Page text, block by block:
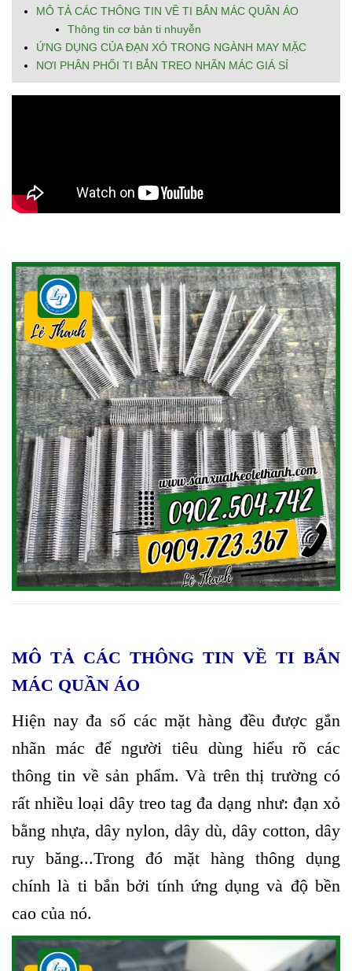
MÔ TẢ CÁC THÔNG TIN VỀ TI BẮN MÁC QUẦN ÁO
Thông tin cơ bản ti nhuyễn
ỨNG DỤNG CỦA ĐẠN XỎ TRONG NGÀNH MAY MẶC
NƠI PHÂN PHỐI TI BẮN TREO NHÃN MÁC GIÁ SỈ
MÔ TẢ CÁC THÔNG TIN VỀ TI BẮN
MÁC QUẦN ÁO
Hiện nay đa số các mặt hàng đều được gắn
nhãn mác để người tiêu dùng hiểu rõ các
thông tin về sản phẩm. Và trên thị trường có
rất nhiều loại dây treo tag đa dạng như: đạn xỏ
bằng nhựa, dây nylon, dây dù, dây cotton, dây
ruy băng...Trong đó mặt hàng thông dụng
chính là ti bắn bởi tính ứng dụng và độ bền
cao của nó.